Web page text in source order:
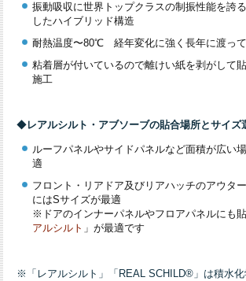
振動吸収に世界トップクラスの制振性能を誇る
したハイブリッド構造
耐熱温度〜80℃ 経年変化に強く長年に渡っ
粘着層が付いているので離けい紙を剥がして
施工
◆レアルシルト・アブソーブの貼合場所とサイズ
ルーフパネルやサイドパネルなど面積が広い
適
フロント・リアドア及びリアハッチのアウタ
にはSサイズが最適
※ドアのインナーパネルやフロアパネルにも
アルシルト 」が最適です
※「レアルシルト」「REAL SCHILD®」は積水